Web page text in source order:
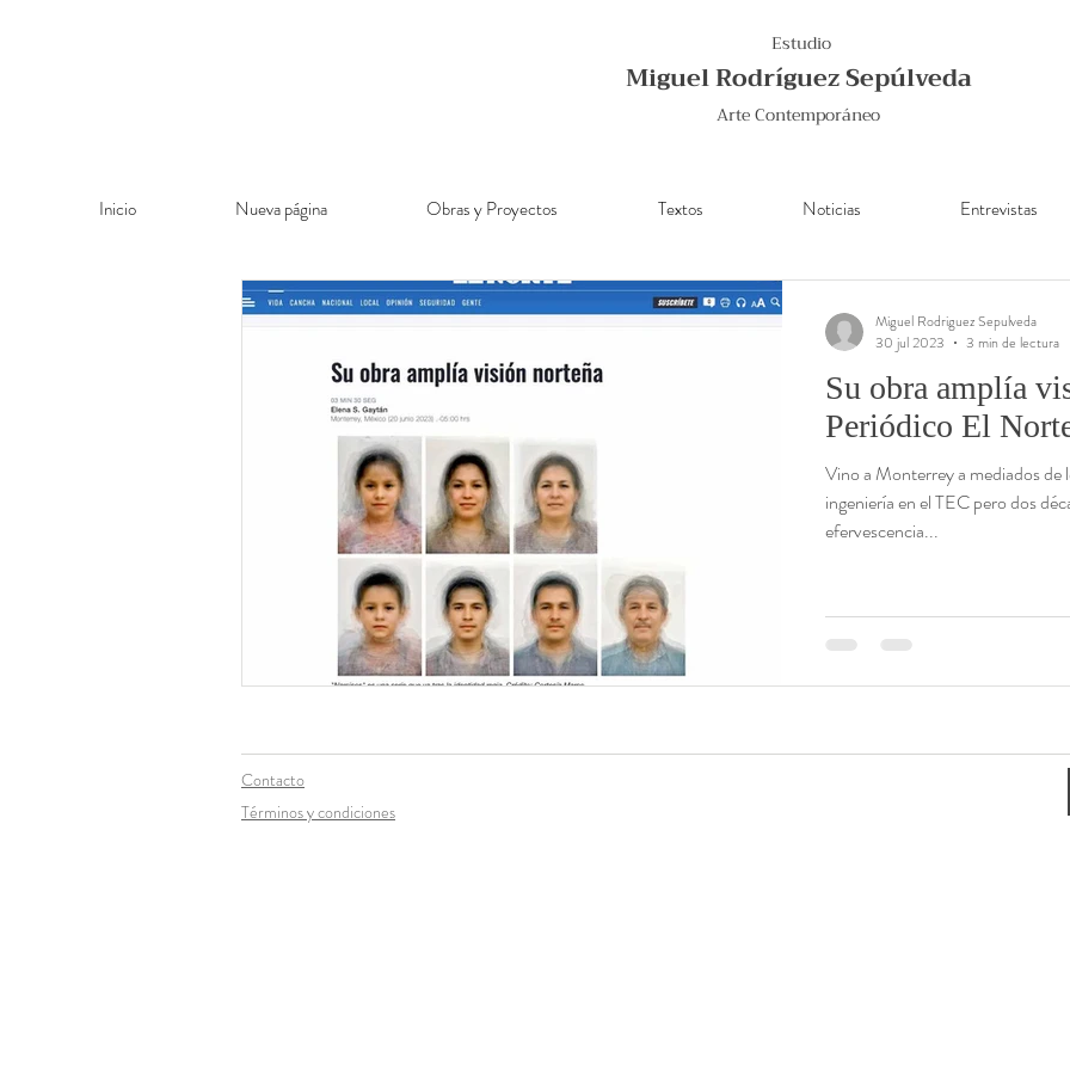
Estudio
Miguel Rodríguez Sepúlveda
Arte Contemporáneo
Inicio Nueva página Obras y Proyectos Textos Noticias Entrevistas
Su obra amplía
Periódico El
Vino a Monterrey a mediados de
ingeniería en el TEC pero dos
efervescencia...
Miguel Rodriguez Sepulveda
30 jul 2023
3 min de lectura
Contacto
Términos y condiciones